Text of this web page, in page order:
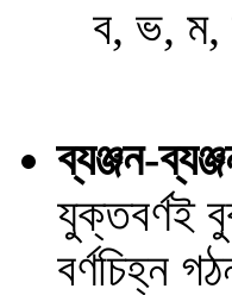
ব, ভ,
ব্যঞ্জন-
যুক্তবর্ণই
বর্ণচিহ্ন